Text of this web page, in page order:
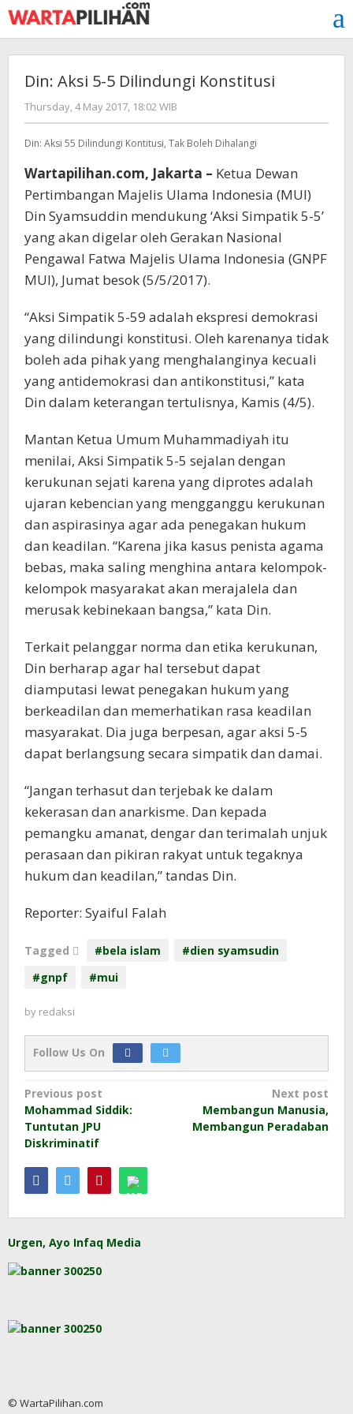
Skip
to
content
Din: Aksi 5-5 Dilindungi Konstitusi
Thursday, 4 May 2017, 18:02 WIB
redaksi
Din: Aksi 55 Dilindungi Kontitusi, Tak Boleh Dihalangi
Wartapilihan.com, Jakarta – Ketua Dewan
Pertimbangan Majelis Ulama Indonesia (MUI)
Din Syamsuddin mendukung ‘Aksi Simpatik 5-5’
yang akan digelar oleh Gerakan Nasional
Pengawal Fatwa Majelis Ulama Indonesia (GNPF
MUI), Jumat besok (5/5/2017).
“Aksi Simpatik 5-59 adalah ekspresi demokrasi
yang dilindungi konstitusi. Oleh karenanya tidak
boleh ada pihak yang menghalanginya kecuali
yang antidemokrasi dan antikonstitusi,” kata
Din dalam keterangan tertulisnya, Kamis (4/5).
Mantan Ketua Umum Muhammadiyah itu
menilai, Aksi Simpatik 5-5 sejalan dengan
kerukunan sejati karena yang diprotes adalah
ujaran kebencian yang mengganggu kerukunan
dan aspirasinya agar ada penegakan hukum
dan keadilan. “Karena jika kasus penista agama
bebas, maka saling menghina antara kelompok-
kelompok masyarakat akan merajalela dan
merusak kebinekaan bangsa,” kata Din.
Terkait pelanggar norma dan etika kerukunan,
Din berharap agar hal tersebut dapat
diamputasi lewat penegakan hukum yang
berkeadilan dan memerhatikan rasa keadilan
masyarakat. Dia juga berpesan, agar aksi 5-5
dapat berlangsung secara simpatik dan damai.
“Jangan terhasut dan terjebak ke dalam
kekerasan dan anarkisme. Dan kepada
pemangku amanat, dengar dan terimalah unjuk
perasaan dan pikiran rakyat untuk tegaknya
hukum dan keadilan,” tandas Din.
Reporter: Syaiful Falah
Tagged #bela islam
#dien syamsudin
#gnpf
#mui
by redaksi
Follow Us On
Post
navigation
Previous post
Mohammad Siddik:
Tuntutan JPU
Diskriminatif
Next post
Membangun Manusia,
Membangun Peradaban
Urgen, Ayo Infaq Media
© WartaPilihan.com